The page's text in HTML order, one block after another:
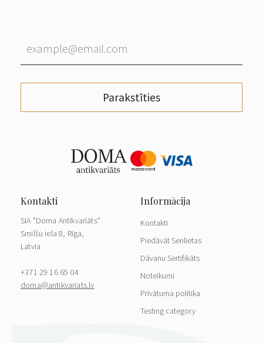
Parakstīties
SIA "Doma Antikvariāts"
Smilšu iela 8, Rīga,
Latvia
+371 29 16 65 04
doma@antikvariats.lv
Kontakti
Piedāvāt Senlietas
Dāvanu Sertifikāts
Noteikumi
Privātuma politika
Testing category